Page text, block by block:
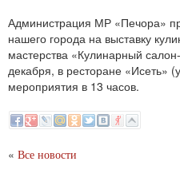
Администрация МР «Печора»
нашего города на выставку
мастерства «Кулинарный
декабря, в ресторане «Исеть»
мероприятия в 13 часов.
« Все новости